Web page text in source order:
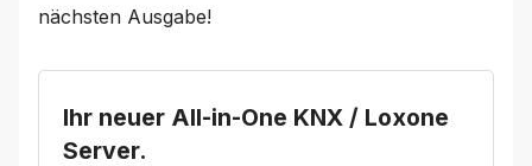
nächsten Ausgabe!
Ihr neuer All-in-One KNX / Loxone
Server.